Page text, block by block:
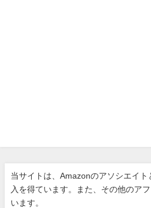
当サイトは、Amazonのアソシエイト
入を得ています。また、その他のア
います。